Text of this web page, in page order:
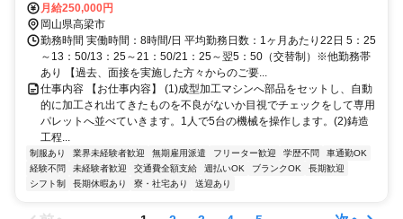
月給250,000円
岡山県高梁市
勤務時間 実働時間：8時間/日 平均勤務日数：1ヶ月あたり22日 5：25
～13：50/13：25～21：50/21：25～翌5：50（交替制）※他勤務帯
あり 【過去、面接を実施した方々からのご要...
仕事内容 【お仕事内容】 (1)成型加工マシンへ部品をセットし、自動
的に加工され出てきたものを不良がないか目視でチェックをして専用
パレットへ並べていきます。1人で5台の機械を操作します。(2)鋳造
工程...
制服あり 業界未経験者歓迎 無期雇用派遣 フリーター歓迎 学歴不問
車通勤OK
経験不問
未経験者歓迎 交通費全額支給 週払いOK ブランクOK
長期歓迎
シフト制
長期休暇あり 寮・社宅あり 送迎あり